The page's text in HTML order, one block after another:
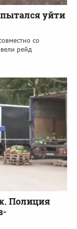
уйти
со
рейд
Полиция